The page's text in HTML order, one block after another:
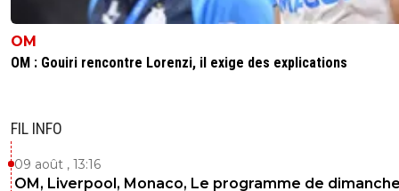
OM
OM : Gouiri rencontre Lorenzi, il exige des explications
FIL INFO
09 août , 13:16
OM, Liverpool, Monaco, Le programme de